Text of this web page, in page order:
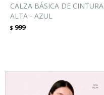
CALZA BÁSICA DE CINTURA
ALTA - AZUL
$ 999